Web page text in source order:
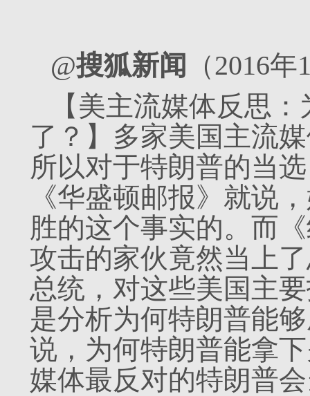
@搜狐新闻
（2016
【美主流媒体反思
了？】多家美国主流
所以对于特朗普的当
《华盛顿邮报》就说
胜的这个事实的。而
攻击的家伙竟然当上
总统，对这些美国主
是分析为何特朗普能
说，为何特朗普能拿
媒体最反对的特朗普